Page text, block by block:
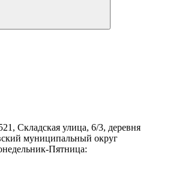
Складская улица, 6/3, деревня
муниципальный округ
Пятница: